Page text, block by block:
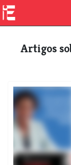
Artigos sobre Campeonato Africano de